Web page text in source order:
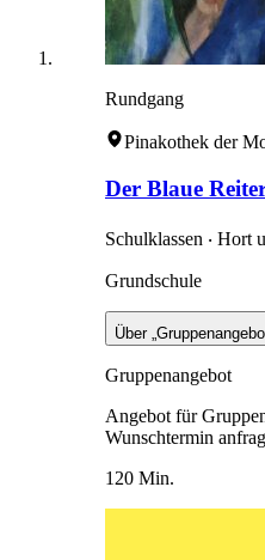
Rundgang
Pinakothek der
Der Blaue
Schulklassen ‧ Hort
Grundschule
Über
Gruppenangebot
Angebot für
Wunschtermin
120 Min.